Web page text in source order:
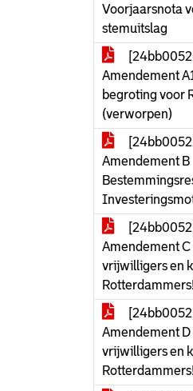
Voorjaarsnota
stemuitslag
Amendement
begroting voor
(verworpen)
Amendement B
Amendement
vrijwilligers en
Amendement
vrijwilligers en